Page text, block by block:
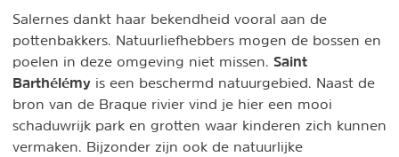
Salernes dankt haar bekendheid vooral aan de
pottenbakkers. Natuurliefhebbers mogen de bossen en
poelen in deze omgeving niet missen. Saint
Barthélémy is een beschermd natuurgebied. Naast de
bron van de Braque rivier vind je hier een mooi
schaduwrijk park en grotten waar kinderen zich kunnen
vermaken. Bijzonder zijn ook de natuurlijke